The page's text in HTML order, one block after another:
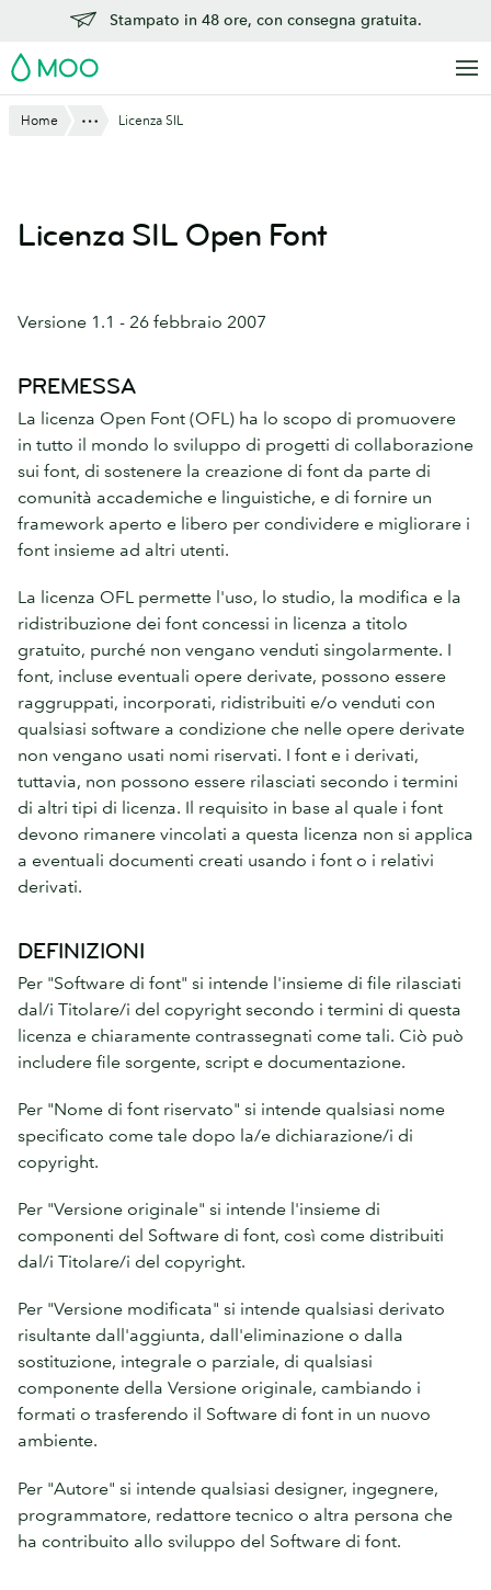
contenuto
principale
Stampato in 48 ore, con consegna gratuita.
MOO
Home Mostra tutto
Licenza SIL
Licenza SIL Open Font
Versione 1.1 - 26 febbraio 2007
PREMESSA
La licenza Open Font (OFL) ha lo scopo di promuovere
in tutto il mondo lo sviluppo di progetti di collaborazione
sui font, di sostenere la creazione di font da parte di
comunità accademiche e linguistiche, e di fornire un
framework aperto e libero per condividere e migliorare i
font insieme ad altri utenti.
La licenza OFL permette l'uso, lo studio, la modifica e la
ridistribuzione dei font concessi in licenza a titolo
gratuito, purché non vengano venduti singolarmente. I
font, incluse eventuali opere derivate, possono essere
raggruppati, incorporati, ridistribuiti e/o venduti con
qualsiasi software a condizione che nelle opere derivate
non vengano usati nomi riservati. I font e i derivati,
tuttavia, non possono essere rilasciati secondo i termini
di altri tipi di licenza. Il requisito in base al quale i font
devono rimanere vincolati a questa licenza non si applica
a eventuali documenti creati usando i font o i relativi
derivati.
DEFINIZIONI
Per "Software di font" si intende l'insieme di file rilasciati
dal/i Titolare/i del copyright secondo i termini di questa
licenza e chiaramente contrassegnati come tali. Ciò può
includere file sorgente, script e documentazione.
Per "Nome di font riservato" si intende qualsiasi nome
specificato come tale dopo la/e dichiarazione/i di
copyright.
Per "Versione originale" si intende l'insieme di
componenti del Software di font, così come distribuiti
dal/i Titolare/i del copyright.
Per "Versione modificata" si intende qualsiasi derivato
risultante dall'aggiunta, dall'eliminazione o dalla
sostituzione, integrale o parziale, di qualsiasi
componente della Versione originale, cambiando i
formati o trasferendo il Software di font in un nuovo
ambiente.
Per "Autore" si intende qualsiasi designer, ingegnere,
programmatore, redattore tecnico o altra persona che
ha contribuito allo sviluppo del Software di font.